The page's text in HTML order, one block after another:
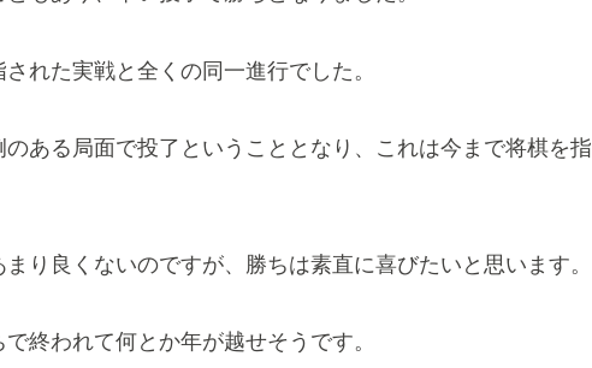
れた実戦と全くの同一進行でした。
ある局面で投了ということとなり、これは今まで将棋を指
り良くないのですが、勝ちは素直に喜びたいと思います。
終われて何とか年が越せそうです。